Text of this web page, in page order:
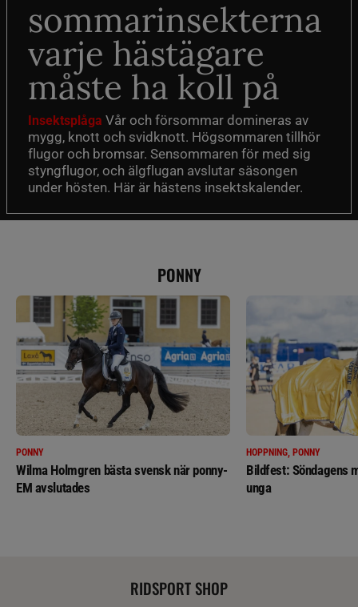
sommarinsekterna
varje hästägare
måste ha koll på
Insektsplåga Vår och försommar domineras av
mygg, knott och svidknott. Högsommaren tillhör
flugor och bromsar. Sensommaren för med sig
styngflugor, och älgflugan avslutar säsongen
under hösten. Här är hästens insektskalender.
PONNY
PONNY
Wilma Holmgren bästa svensk när ponny-
EM avslutades
HOPPNING, PONNY
Bildfest: Söndagens
unga
RIDSPORT SHOP